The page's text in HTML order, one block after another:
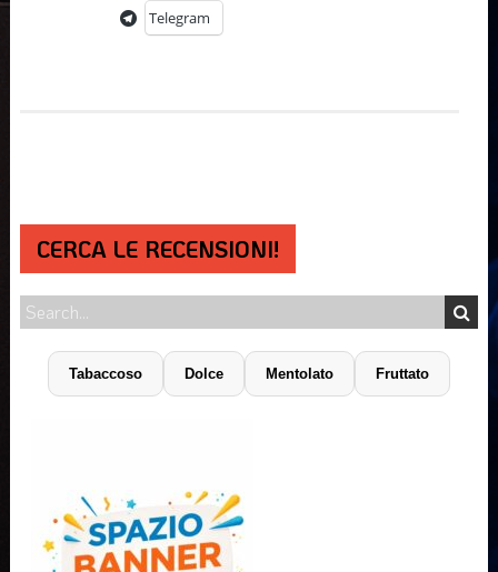
Telegram
CERCA LE RECENSIONI!
Tabaccoso Dolce Mentolato Fruttato